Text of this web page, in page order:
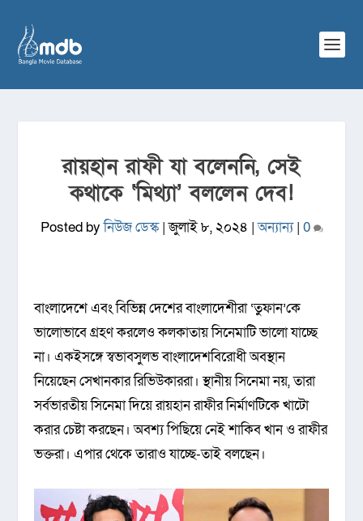
রায়হান রাফী যা বলেননি, সেই
কথাকে ‘মিথ্যা’ বললেন দেব!
Posted byনিউজ ডেস্ক|জুলাই ৮, ২০২৪ |অন্যান্য| 0
বাংলাদেশে এবং বিভিন্ন দেশের বাংলাদেশীরা ‘তুফান’কে
ভালোভাবে গ্রহণ করলেও কলকাতায় সিনেমাটি ভালো যাচ্ছে
না। একইসঙ্গে স্বভাবসুলভ বাংলাদেশবিরোধী অবস্থান
নিয়েছেন সেখানকার রিভিউকাররা। স্থানীয় সিনেমা নয়, তারা
সর্বভারতীয় সিনেমা দিয়ে রায়হান রাফীর নির্মাণটিকে খাটো
করার চেষ্টা করছেন। অবশ্য পিছিয়ে নেই শাকিব খান ও রাফীর
ভক্তরা। এপার থেকে তারাও যাচ্ছে-তাই বলছেন।